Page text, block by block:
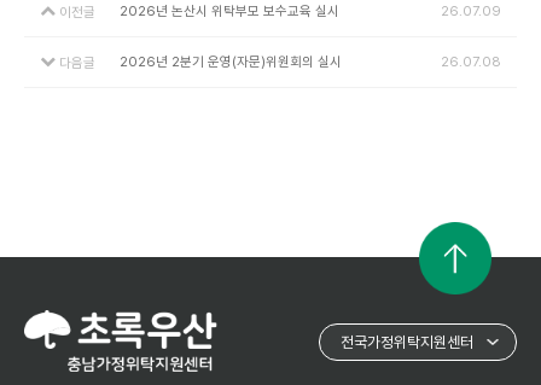
이전글 2026년 논산시 위탁부모 보수교육 실시 26.07.09
다음글 2026년 2분기 운영(자문)위원회의 실시 26.07.08